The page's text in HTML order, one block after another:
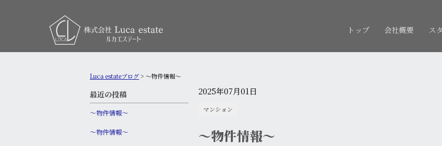
トップ 会社概要 ス
Luca estateブログ> 〜物件情報〜
最近の投稿
〜物件情報〜
〜物件情報〜
2025年07月01日
マンション
〜物件情報〜